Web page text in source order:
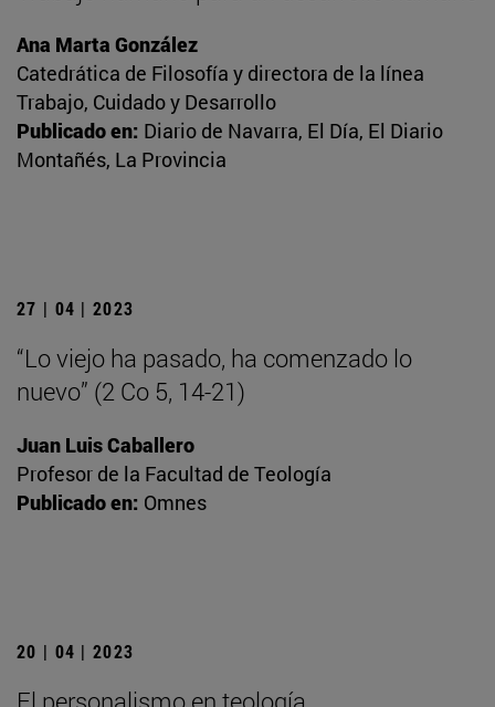
Ana Marta González
Catedrática de Filosofía y directora de la línea
Trabajo, Cuidado y Desarrollo
Publicado en: Diario de Navarra, El Día, El Diario
Montañés, La Provincia
27 | 04 | 2023
“Lo viejo ha pasado, ha comenzado lo
nuevo” (2 Co 5, 14-21)
Juan Luis Caballero
Profesor de la Facultad de Teología
Publicado en: Omnes
20 | 04 | 2023